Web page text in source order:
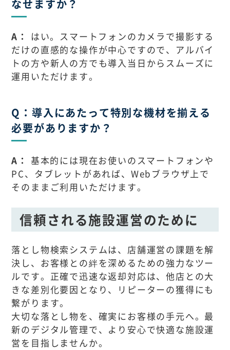
なせますか？
A：
はい。スマートフォンのカメラで撮影する
だけの直感的な操作が中心ですので、アルバイ
トの方や新人の方でも導入当日からスムーズに
運用いただけます。
Q：導入にあたって特別な機材を揃える
必要がありますか？
A： 基本的には現在お使いのスマートフォンや
PC、タブレットがあれば、Webブラウザ上で
そのままご利用いただけます。
信頼される施設運営のために
落とし物検索システムは、店舗運営の課題を解
決し、お客様との絆を深めるための強力なツー
ルです。正確で迅速な返却対応は、他店との大
きな差別化要因となり、リピーターの獲得にも
繋がります。
大切な落とし物を、確実にお客様の手元へ。最
新のデジタル管理で、より安心で快適な施設運
営を目指しませんか。